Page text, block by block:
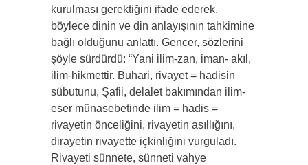
kurulması gerektiğini ifade ederek,
böylece dinin ve din anlayışının tahkimine
bağlı olduğunu anlattı. Gencer, sözlerini
şöyle sürdürdü: “Yani ilim-zan, iman- akıl,
ilim-hikmettir. Buhari, rivayet = hadisin
sübutunu, Şafii, delalet bakımından ilim-
eser münasebetinde ilim = hadis =
rivayetin önceliğini, rivayetin asıllığını,
dirayetin rivayette içkinliğini vurguladı.
Rivayeti sünnete, sünneti vahye